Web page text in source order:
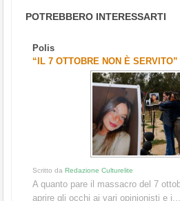
POTREBBERO INTERESSARTI
Polis
“IL 7 OTTOBRE NON È
Scritto da Redazione Culturelite
A quanto pare il massacro del 7
aprire gli occhi ai vari opinionisti e i...